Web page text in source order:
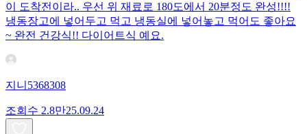
이 도착전이라.. 우선 위 재료로 180도에서 20분정도 완성!!!!
냉동장고에 넣어두고 먹고 냉동실에 넣어놓고 먹어도 좋아요
~ 완전 건강식!! 다이어트식 예요.
지니5368308
조회수 2.8만25.09.24